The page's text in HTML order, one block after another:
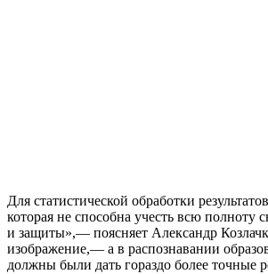
Для статистической обработки
которая не способна учесть всю
и защиты»,— поясняет Александр
изображение,— а в распознавании
должны были дать гораздо более точные